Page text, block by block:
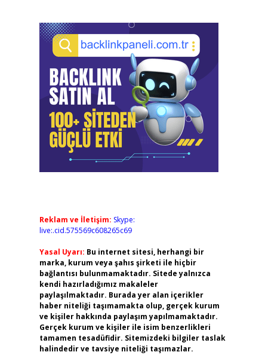
Reklam ve İletişim: Skype:
live:.cid.575569c608265c69
Yasal Uyarı: Bu internet sitesi, herhangi bir
marka, kurum veya şahıs şirketi ile hiçbir
bağlantısı bulunmamaktadır. Sitede yalnızca
kendi hazırladığımız makaleler
paylaşılmaktadır. Burada yer alan içerikler
haber niteliği taşımamakta olup, gerçek kurum
ve kişiler hakkında paylaşım yapılmamaktadır.
Gerçek kurum ve kişiler ile isim benzerlikleri
tamamen tesadüfidir. Sitemizdeki bilgiler taslak
halindedir ve tavsiye niteliği taşımazlar.